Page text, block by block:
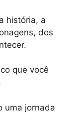
história, a
dos
que você
uma jornada